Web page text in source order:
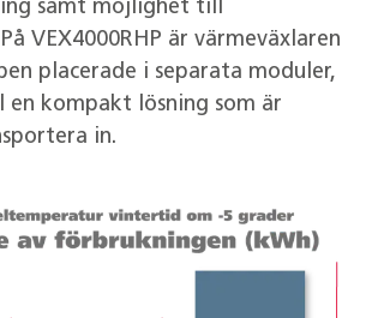
samt möjlighet till
VEX4000RHP är värmeväxlaren
placerade i separata moduler,
kompakt lösning som är
in.